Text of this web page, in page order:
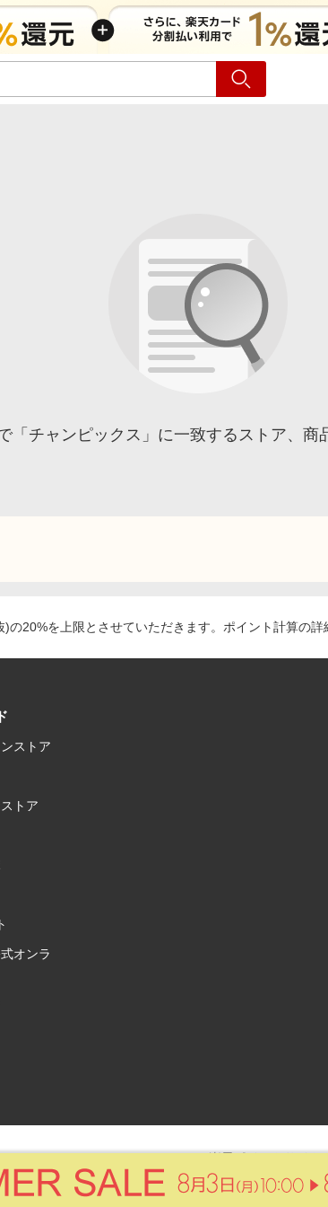
「チャンピックス」に一致するストア、商
20%を上限とさせていただきます。ポイント計算の詳
ストア
トア
オンラ
楽天ポイントサイト